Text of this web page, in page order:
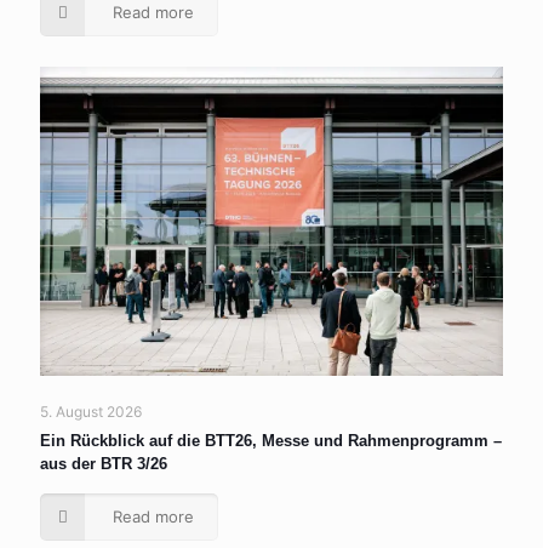
Read more
5. August 2026
Ein Rückblick auf die BTT26, Messe und Rahmenprogramm –
aus der BTR 3/26
Read more